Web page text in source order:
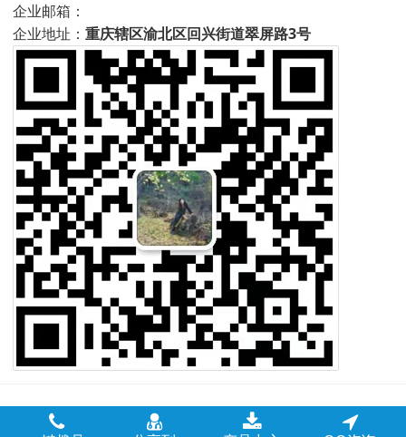
企业邮箱：
企业地址： 重庆辖区渝北区回兴街道翠屏路3号